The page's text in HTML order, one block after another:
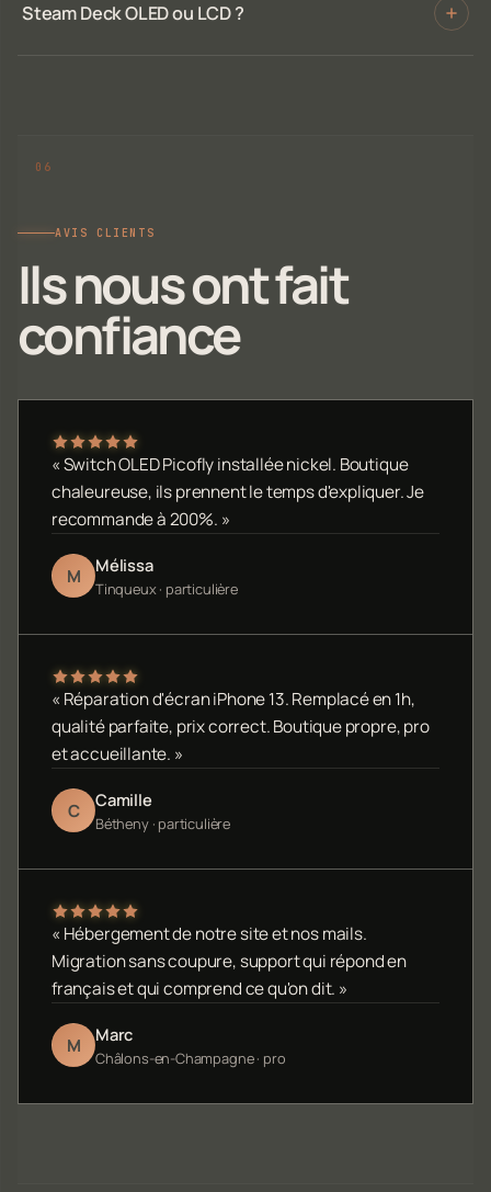
Steam Deck OLED ou LCD ?
AVIS CLIENTS
Ils nous ont fait
confiance
« Switch OLED Picofly installée nickel. Boutique
chaleureuse, ils prennent le temps d'expliquer. Je
recommande à 200%. »
M Mélissa
Tinqueux · particulière
« Réparation d'écran iPhone 13. Remplacé en 1h,
qualité parfaite, prix correct. Boutique propre, pro
et accueillante. »
C Camille
Bétheny · particulière
« Hébergement de notre site et nos mails.
Migration sans coupure, support qui répond en
français et qui comprend ce qu'on dit. »
M Marc
Châlons-en-Champagne · pro